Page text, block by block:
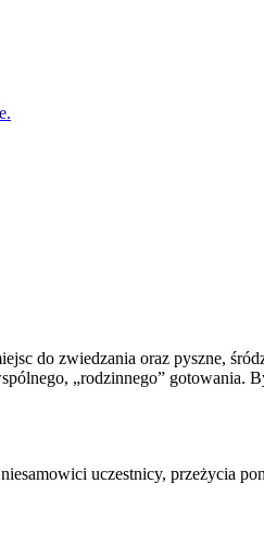
do zwiedzania oraz pyszne,
„rodzinnego” gotowania.
uczestnicy, przeżycia